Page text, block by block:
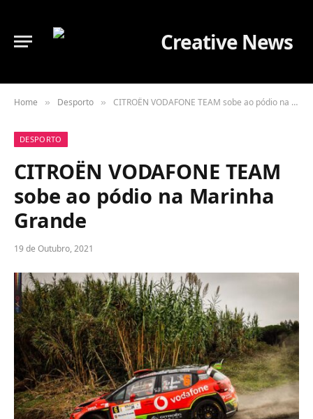
Home » Desporto » CITROËN VODAFONE TEAM sobe ao pódio na Marinha Grande
DESPORTO
CITROËN VODAFONE TEAM
sobe ao pódio na Marinha
Grande
19 de Outubro, 2021